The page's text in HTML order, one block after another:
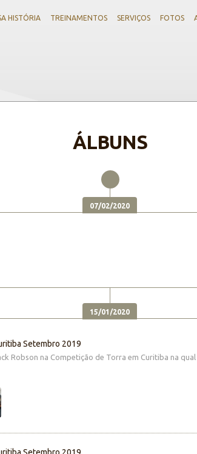
HISTÓRIA TREINAMENTOS SERVIÇOS FOTOS
ÁLBUNS
07/02/2020
15/01/2020
Setembro 2019
Robson na Competição de Torra em Curitiba na